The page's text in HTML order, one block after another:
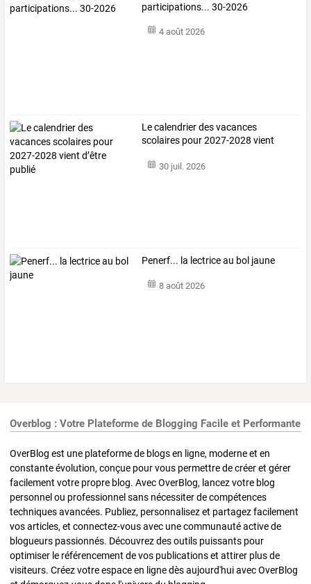
participations... 30-2026
4 août 2026
Le calendrier des vacances
scolaires pour 2027-2028 vient
30 juil. 2026
Penerf... la lectrice au bol jaune
8 août 2026
Overblog : Votre Plateforme de Blogging Facile et Performante
OverBlog est une plateforme de blogs en ligne, moderne et en
constante évolution, conçue pour vous permettre de créer et gérer
facilement votre propre blog. Avec OverBlog, lancez votre blog
personnel ou professionnel sans nécessiter de compétences
techniques avancées. Publiez, personnalisez et partagez facilement
vos articles, et connectez-vous avec une communauté active de
blogueurs passionnés. Découvrez des outils puissants pour
optimiser le référencement de vos publications et attirer plus de
visiteurs. Créez votre espace en ligne dès aujourd'hui avec OverBlog